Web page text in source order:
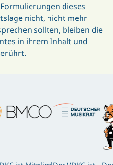
dieses
nicht, nicht mehr
sollten, bleiben die
in ihrem Inhalt und